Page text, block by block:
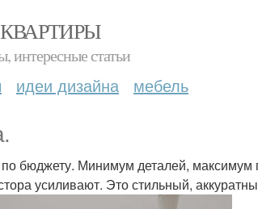
интересные статьи
идеи дизайна мебель
бюджету. Минимум деталей, максимум
усиливают. Это стильный,